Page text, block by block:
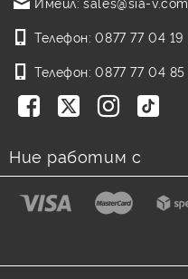
Телефон: 0877 77 04 19
Телефон: 0877 77 04 85
Ние работим с